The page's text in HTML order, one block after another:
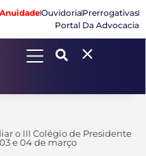
AnuidadeOuvidoriaPrerrogativas
Portal Da Advocacia
o III Colégio de Presidente
e 04 de março